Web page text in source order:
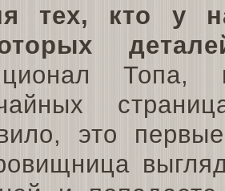
тех, кто у
Топа,
это